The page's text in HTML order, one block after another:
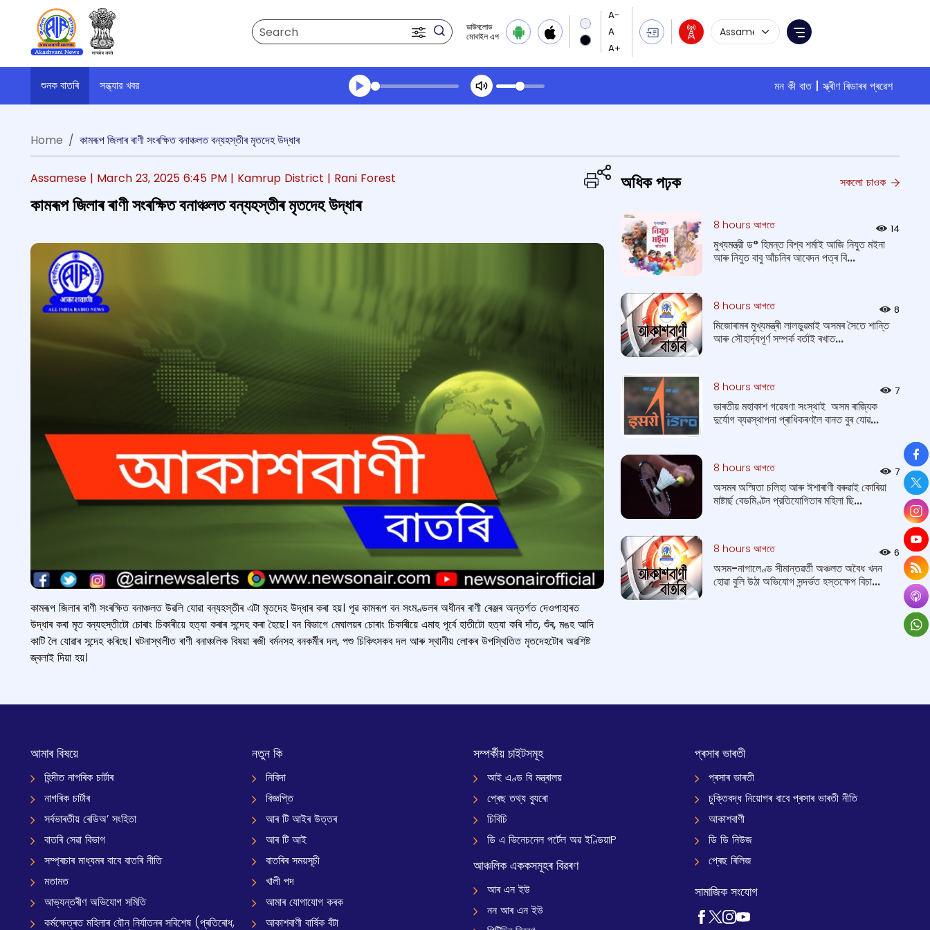
Search
ডাউনলোড
মোবাইল এপ
Language Selection
Menu
শুনক বাতৰি সন্ধ্যার খবর মন কী বাত
স্ক্ৰীণ ৰিডাৰৰ প্ৰৱেশ
Transcript summary
Home
কামৰূপ জিলাৰ ৰাণী সংৰক্ষিত বনাঞ্চলত বন্যহস্তীৰ মৃতদেহ উদ্ধাৰ
Assamese | March 23, 2025 6:45 PM | Kamrup District | Rani Forest
কামৰূপ জিলাৰ ৰাণী সংৰক্ষিত বনাঞ্চলত বন্যহস্তীৰ মৃতদেহ উদ্ধাৰ
কামৰূপ জিলাৰ ৰাণী সংৰক্ষিত বনাঞ্চলত উৱলি যোৱা বন্যহস্তীৰ এটা মৃতদেহ উদ্ধাৰ কৰা হয়। পূৱ কামৰূপ বন সংমণ্ডলৰ অধীনৰ ৰাণী ৰেঞ্জৰ অন্তৰ্গত দেওপাহাৰত
উদ্ধাৰ কৰা মৃত বন্যহস্তীটো চোৰাং চিকাৰীয়ে হত্যা কৰাৰ সন্দেহ কৰা হৈছে। বন বিভাগে মেঘালয়ৰ চোৰাং চিকাৰীয়ে এমাহ পূর্বে হাতীটো হত্যা কৰি দাঁত, শুঁৰ, মঙহ আদি
কাটি লৈ যোৱাৰ সন্দেহ কৰিছে। ঘটনাস্থলীত ৰাণী বনাঞ্চলিক বিষয়া ৰজী বর্মনসহ বনকৰ্মীৰ দল, পশু চিকিৎসকব দল আৰু স্থানীয় লোকৰ উপস্থিতিত মৃতদেহটোৰ অৱশিষ্ট
জ্বলাই দিয়া হয়।
অধিক পঢ়ক সকলো চাওক
8 hours আগতে 14
মুখ্যমন্ত্রী ড° হিমন্ত বিশ্ব শর্মাই আজি নিযুত ম‍ইনা
আৰু নিযুত বাবু আঁচনিৰ আবেদন পত্ৰ বি...
8 hours আগতে 8
মিজোৰামৰ মুখ্যমন্ত্ৰী লালডুৱমাই অসমৰ সৈতে শান্তি
আৰু সৌহাৰ্দ্যপূৰ্ণ সম্পৰ্ক বৰ্তাই ৰখাত...
8 hours আগতে 7
ভাৰতীয় মহাকাশ গৱেষণা সংস্থাই অসম ৰাজ্যিক
দুৰ্যোগ ব্যৱস্থাপনা প্ৰাধিকৰণলৈ বানত বুৰ যোৱ...
8 hours আগতে 7
অসমৰ অস্মিতা চলিহা আৰু ঈশাৰাণী বৰুৱাই কোৰিয়া
মাষ্টাৰ্ছ বেডমিণ্টন প্রতিযোগিতাৰ মহিলা ছি...
8 hours আগতে 6
অসম-নাগালেণ্ড সীমান্তৱৰ্তী অঞ্চলত অবৈধ খনন
হোৱা বুলি উঠা অভিযোগ সন্দৰ্ভত হস্তক্ষেপ বিচা...
আমাৰ বিষয়ে
হিন্দীত নাগৰিক চাৰ্টাৰ
নাগৰিক চাৰ্টাৰ
সৰ্বভাৰতীয় ৰেডিঅ’ সংহিতা
বাতৰি সেৱা বিভাগ
সম্প্ৰচাৰ মাধ্যমৰ বাবে বাতৰি নীতি
মতামত
আভ্যন্তৰীণ অভিযোগ সমিতি
কৰ্মক্ষেত্ৰত মহিলাৰ যৌন নিৰ্যাতনৰ সবিশেষ (প্ৰতিৰোধ,
নতুন কি
নিবিদা
বিজ্ঞপ্তি
আৰ টি আইৰ উত্তৰ
আৰ টি আই
বাতৰিৰ সময়সূচী
খালী পদ
আমাৰ যোগাযোগ কৰক
আকাশবাণী বাৰ্ষিক বঁটা
সম্পৰ্কীয় চাইটসমূহ
আই এণ্ড বি মন্ত্ৰালয়
প্ৰেছ তথ্য ব্যুৰো
চিবিচি
ডি এ ভিনেচনেল পৰ্টেল অৱ ইণ্ডিয়াP
আঞ্চলিক এককসমূহৰ বিৱৰণ
আৰ এন ইউ
নন আৰ এন ইউ
প্ৰসাৰ ভাৰতী
প্ৰসাৰ ভাৰতী
চুক্তিবদ্ধ নিয়োগৰ বাবে প্ৰসাৰ ভাৰতী নীতি
আকাশবাণী
ডি ডি নিউজ
প্ৰেছ ৰিলিজ
সামাজিক সংযোগ